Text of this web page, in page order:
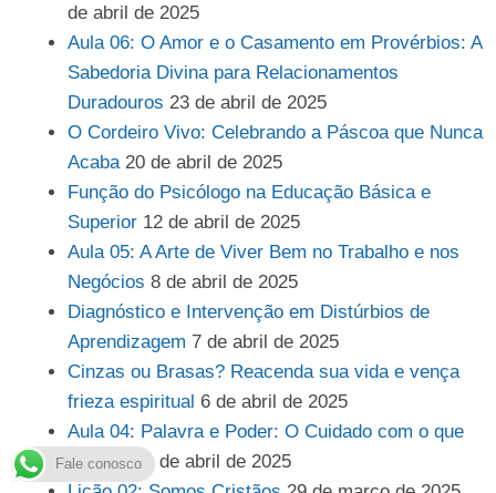
de abril de 2025
Aula 06: O Amor e o Casamento em Provérbios: A
Sabedoria Divina para Relacionamentos
Duradouros 23 de abril de 2025
O Cordeiro Vivo: Celebrando a Páscoa que Nunca
Acaba 20 de abril de 2025
Função do Psicólogo na Educação Básica e
Superior 12 de abril de 2025
Aula 05: A Arte de Viver Bem no Trabalho e nos
Negócios 8 de abril de 2025
Diagnóstico e Intervenção em Distúrbios de
Aprendizagem 7 de abril de 2025
Cinzas ou Brasas? Reacenda sua vida e vença
frieza espiritual 6 de abril de 2025
Aula 04: Palavra e Poder: O Cuidado com o que
Falamos
1 de abril de 2025
Fale conosco